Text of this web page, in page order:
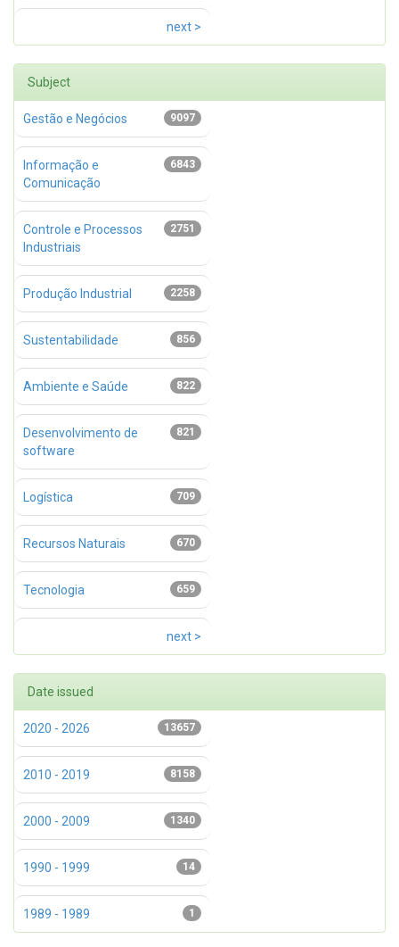
next >
Subject
9097
Gestão e Negócios
6843
Informação e
Comunicação
2751
Controle e Processos
Industriais
2258
Produção Industrial
856
Sustentabilidade
822
Ambiente e Saúde
821
Desenvolvimento de
software
709
Logística
670
Recursos Naturais
659
Tecnologia
next >
Date issued
13657
2020 - 2026
8158
2010 - 2019
1340
2000 - 2009
14
1990 - 1999
1
1989 - 1989